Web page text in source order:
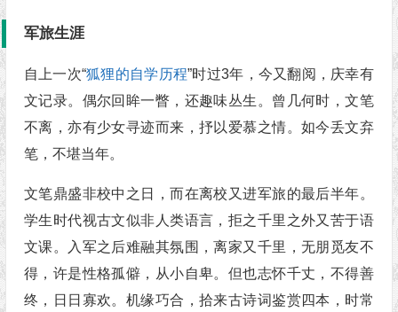
军旅生涯
自上一次“狐狸的自学历程”时过3年，今又翻阅，庆幸有
文记录。偶尔回眸一瞥，还趣味丛生。曾几何时，文笔
不离，亦有少女寻迹而来，抒以爱慕之情。如今丢文弃
笔，不堪当年。
文笔鼎盛非校中之日，而在离校又进军旅的最后半年。
学生时代视古文似非人类语言，拒之千里之外又苦于语
文课。入军之后难融其氛围，离家又千里，无朋觅友不
得，许是性格孤僻，从小自卑。但也志怀千丈，不得善
终，日日寡欢。机缘巧合，拾来古诗词鉴赏四本，时常